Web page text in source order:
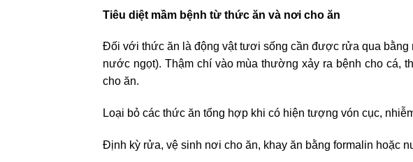
Tiêu diệt mầm bệnh từ thức ăn và nơi cho ăn
Đối với thức ăn là động vật tươi sống cần được rửa qua
nước ngọt). Thậm chí vào mùa thường xảy ra bệnh cho cá,
cho ăn.
Loại bỏ các thức ăn tổng hợp khi có hiện tượng vón cục,
Định kỳ rửa, vệ sinh nơi cho ăn, khay ăn bằng formalin hoặc